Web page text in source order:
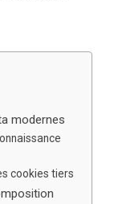
modernes
cookies tiers